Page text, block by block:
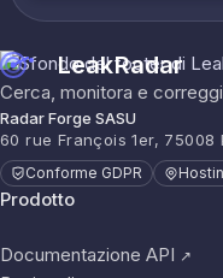
LeakRadar
Cerca, monitora e
Radar Forge SASU
60 rue François 1er, 75008
Conforme GDPR
Prodotto
Documentazione API ↗